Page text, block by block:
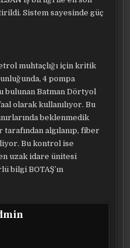
Sistem sayesinde güç
muhtaçlığı için kritik
4 pompa
bulunan Batman Dörtyol
olarak kullanılıyor. Bu
beklenmedik
algılanıp, fiber
Bu kontrol ise
uzak idare ünitesi
bilgi BOTAŞ’ın